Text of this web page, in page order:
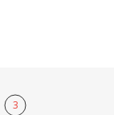
3